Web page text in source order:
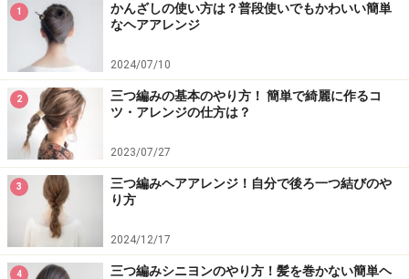
※記事内容は執筆時点のものです。最新の内容をご確認くださ
い。
1/2 次のページへ
1
かんざしの使い方は？普段使いでもかわいい簡単
なヘアアレンジ
2024/07/10
2
三つ編みの基本のやり方！ 簡単で綺麗に作るコ
ツ・アレンジの仕方は？
2023/07/27
3
三つ編みヘアアレンジ！自分で後ろ一つ結びのや
り方
2024/12/17
4
三つ編みシニヨンのやり方！髪を巻かない簡単ヘ